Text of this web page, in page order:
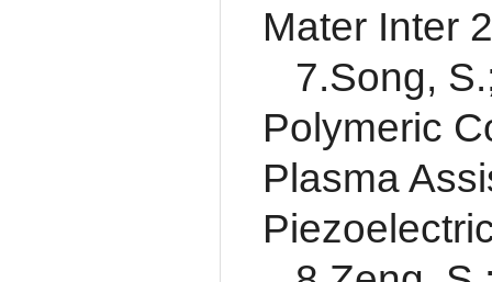
Mater Inter
7.Song,
Polymeric
Plasma